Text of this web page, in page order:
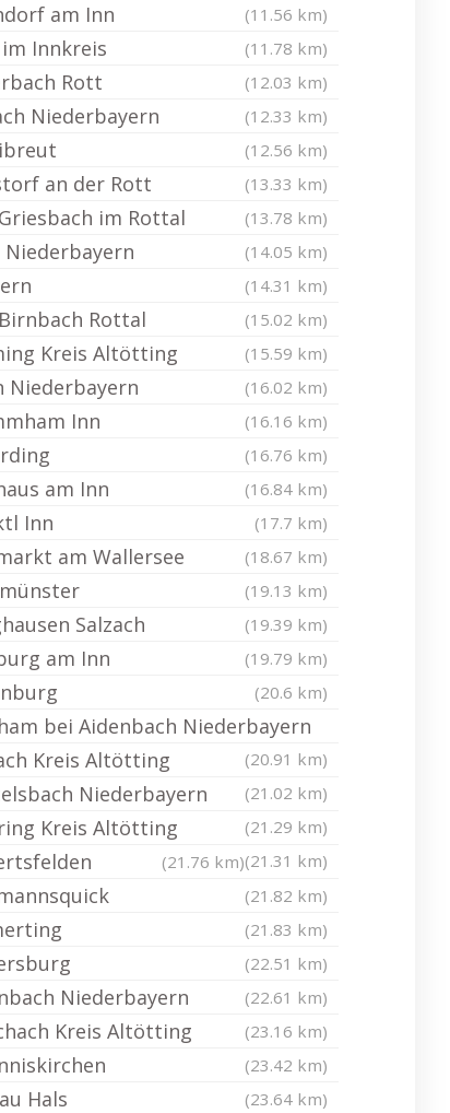
am Inn (11.56 km)
im Innkreis (11.78 km)
Rott (12.03 km)
Niederbayern (12.33 km)
(12.56 km)
an der Rott (13.33 km)
im Rottal (13.78 km)
Niederbayern (14.05 km)
(14.31 km)
Rottal (15.02 km)
Kreis Altötting (15.59 km)
Niederbayern (16.02 km)
Inn (16.16 km)
(16.76 km)
am Inn (16.84 km)
Inn (17.7 km)
am Wallersee (18.67 km)
(19.13 km)
Salzach (19.39 km)
am Inn (19.79 km)
(20.6 km)
bei Aidenbach Niederbayern
(20.91 km)
Kreis Altötting
(21.02 km)
Niederbayern
(21.29 km)
Kreis Altötting
(21.31 km)
(21.76 km)
(21.82 km)
(21.83 km)
(22.51 km)
Niederbayern (22.61 km)
Kreis Altötting (23.16 km)
(23.42 km)
Hals (23.64 km)